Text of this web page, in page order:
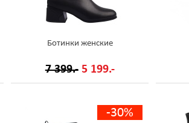
Ботинки женские
7 399.- 5 199.-
-30%